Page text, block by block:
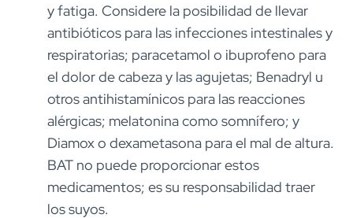
y fatiga. Considere la posibilidad de llevar
antibióticos para las infecciones intestinales y
respiratorias; paracetamol o ibuprofeno para
el dolor de cabeza y las agujetas; Benadryl u
otros antihistamínicos para las reacciones
alérgicas; melatonina como somnífero; y
Diamox o dexametasona para el mal de altura.
BAT no puede proporcionar estos
medicamentos; es su responsabilidad traer
los suyos.